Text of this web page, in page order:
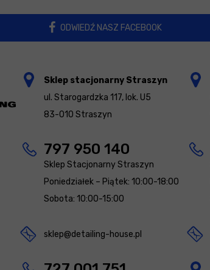
ODWIEDŹ NASZ FACEBOOK
Sklep stacjonarny Straszyn
ul. Starogardzka 117, lok. U5
83-010 Straszyn
797 950 140
Sklep Stacjonarny Straszyn
Poniedziałek – Piątek: 10:00-18:00
Sobota: 10:00-15:00
sklep@detailing-house.pl